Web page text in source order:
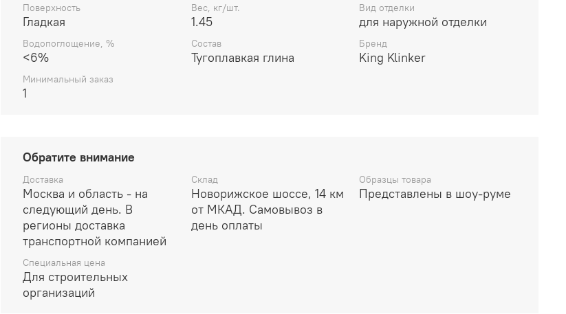
Поверхность
Гладкая
Вес, кг/шт.
1.45
Вид отделки
для наружной отделки
Водопоглощение, %
<6%
Состав
Тугоплавкая глина
Бренд
King Klinker
Минимальный заказ
1
Обратите внимание
Доставка
Москва и область - на
следующий день. В
регионы доставка
транспортной компанией
Склад
Новорижское шоссе, 14 км
от МКАД. Самовывоз в
день оплаты
Образцы товара
Представлены в шоу-руме
Специальная цена
Для строительных
организаций